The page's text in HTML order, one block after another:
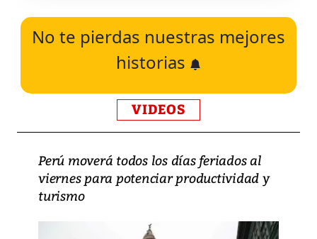
No te pierdas nuestras mejores
historias
VIDEOS
Perú moverá todos los días feriados al
viernes para potenciar productividad y
turismo